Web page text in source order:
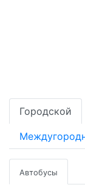
Городской
Автобусы